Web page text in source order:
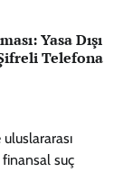
Yasa Dışı
Telefona
suç